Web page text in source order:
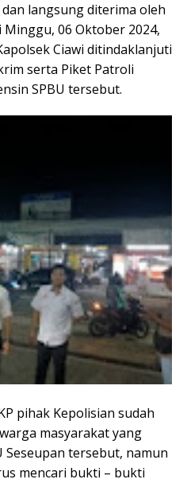
langsung diterima oleh
06 Oktober 2024,
Ciawi ditindaklanjuti
serta Piket Patroli
SPBU tersebut.
pihak Kepolisian sudah
masyarakat yang
Seseupan tersebut, namun
mencari bukti – bukti